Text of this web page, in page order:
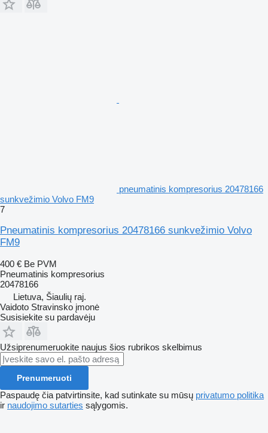
pneumatinis kompresorius 20478166
sunkvežimio Volvo FM9
7
Pneumatinis kompresorius 20478166 sunkvežimio Volvo
FM9
400 € Be PVM
Pneumatinis kompresorius
20478166
Lietuva, Šiaulių raj.
Vaidoto Stravinsko įmonė
Susisiekite su pardavėju
Užsiprenumeruokite naujus šios rubrikos skelbimus
Prenumeruoti
Paspaudę čia patvirtinsite, kad sutinkate su mūsų privatumo politika
ir naudojimo sutarties sąlygomis.